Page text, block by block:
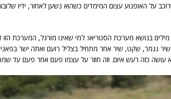
על האופנוע עצום המימדים כשהוא נשען לאחור, ידיו
מילים בנושא מערכת הסטריאו: למי שאינו מורגל, המערכת
שיר נגמר, שקט, שיר אחר מתחיל בצליל רועם ואתה ישר
עושה כזה רעש איום. וזה חוזר על עצמו פעם אחר פעם עד